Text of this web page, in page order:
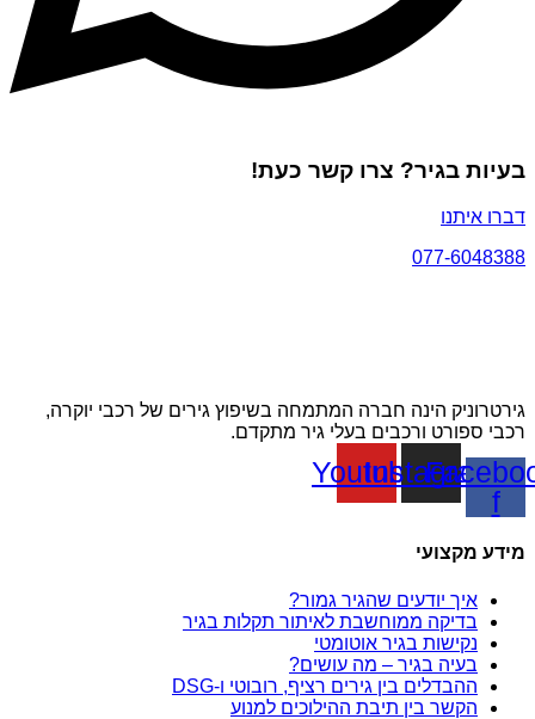
בעיות בגיר? צרו קשר כעת!
דברו איתנו
077-6048388
גירטרוניק הינה חברה המתמחה בשיפוץ גירים של רכבי יוקרה,
רכבי ספורט ורכבים בעלי גיר מתקדם.
f
Instagram
Youtube
מידע מקצועי
איך יודעים שהגיר גמור?
בדיקה ממוחשבת לאיתור תקלות בגיר
נקישות בגיר אוטומטי
בעיה בגיר – מה עושים?
ההבדלים בין גירים רציף, רובוטי ו-DSG
הקשר בין תיבת ההילוכים למנוע